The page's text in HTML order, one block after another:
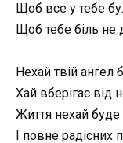
Щоб все у тебе
Щоб тебе біль не
Нехай твій ангел
Хай вберігає від
Життя нехай
І повне радісних